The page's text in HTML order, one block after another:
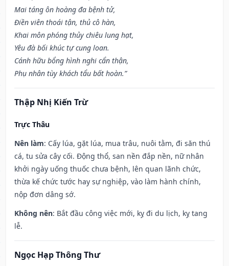
Mai táng ôn hoàng đa bệnh tử,
Điền viên thoái tận, thủ cô hàn,
Khai môn phóng thủy chiêu lung hạt,
Yêu đà bối khúc tự cung loan.
Cánh hữu bổng hình nghi cẩn thận,
Phụ nhân tùy khách tẩu bất hoàn.”
Thập Nhị Kiến Trừ
Trực Thâu
Nên làm: Cấy lúa, gặt lúa, mua trâu, nuôi tằm, đi săn thú
cá, tu sửa cây cối. Động thổ, san nền đắp nền, nữ nhân
khởi ngày uống thuốc chưa bệnh, lên quan lãnh chức,
thừa kế chức tước hay sự nghiệp, vào làm hành chính,
nộp đơn dâng sớ.
Không nên: Bắt đầu công việc mới, kỵ đi du lịch, kỵ tang
lễ.
Ngọc Hạp Thông Thư